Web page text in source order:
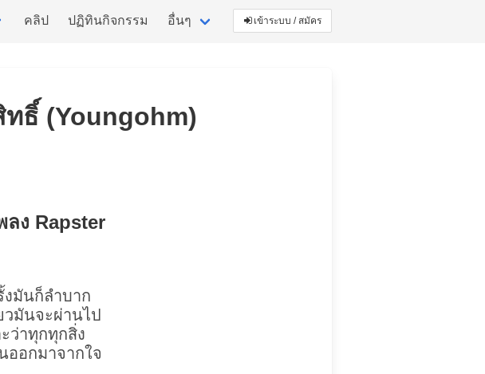
คลิป ปฏิทินกิจกรรม อื่นๆ เข้าระบบ / สมัคร
ทธิ์ (Youngohm)
ลง Rapster
งมันก็ลำบาก
วมันจะผ่านไป
ะว่าทุกทุกสิ่ง
ออกมาจากใจ